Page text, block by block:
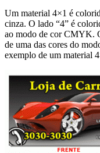
Um material 4×1 é
cinza. O lado “4” é
ao modo de cor CMYK.
de uma das cores do
exemplo de um material